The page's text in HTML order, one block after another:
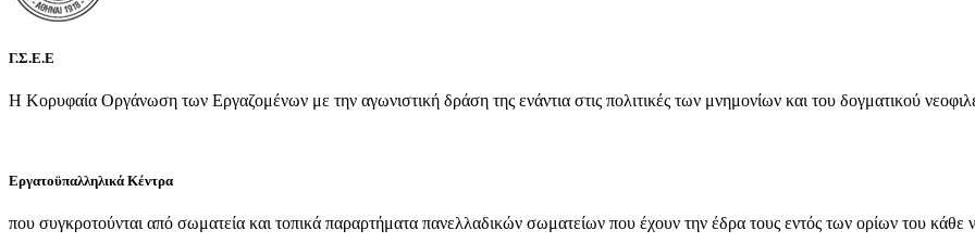
Γ.Σ.Ε.Ε
Η Κορυφαία Οργάνωση των Εργαζομένων με την αγωνιστική δράση της ενάντια στις πολιτικές των μνημονίων και του δογματικού
Εργατοϋπαλληλικά Κέντρα
που συγκροτούνται από σωματεία και τοπικά παραρτήματα πανελλαδικών σωματείων που έχουν την έδρα τους εντός των ορίων του κάθε